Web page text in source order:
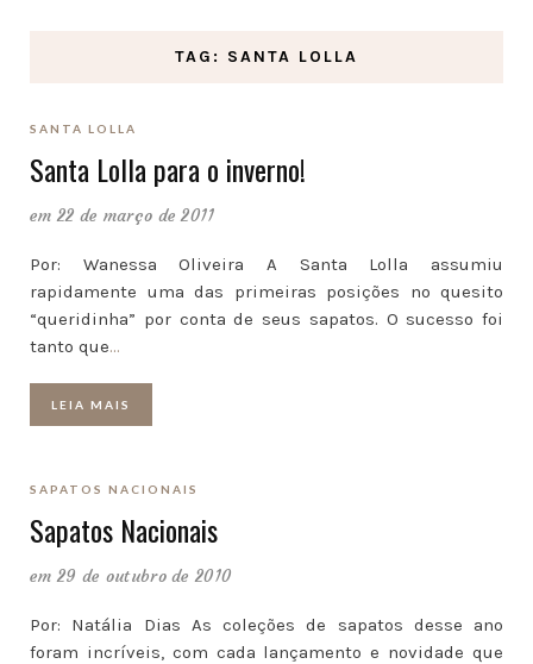
TAG: SANTA LOLLA
SANTA LOLLA
Santa Lolla para o inverno!
em 22 de março de 2011
Por: Wanessa Oliveira A Santa Lolla assumiu
rapidamente uma das primeiras posições no quesito
“queridinha” por conta de seus sapatos. O sucesso foi
tanto que…
LEIA MAIS
SAPATOS NACIONAIS
Sapatos Nacionais
em 29 de outubro de 2010
Por: Natália Dias As coleções de sapatos desse ano
foram incríveis, com cada lançamento e novidade que